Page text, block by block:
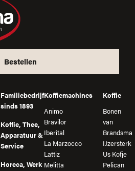
Bestellen
Familiebedrijf
sinds 1893
Koffie, Thee,
Apparatuur &
Service
Horeca, Werk
Koffiemachines
Animo
Bravilor
Iberital
La Marzocco
Lattiz
Melitta
Koffie
Bonen
van
Brandsma
IJzersterk
Us Kofje
Pelican